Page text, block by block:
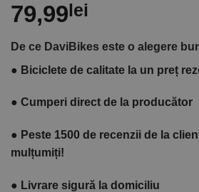
79,99 lei
De ce DaviBikes este o alegere
● Biciclete de calitate la un preț
● Cumperi direct de la producător
● Peste 1500 de recenzii de la
mulțumiți!
● Livrare sigură la domiciliu